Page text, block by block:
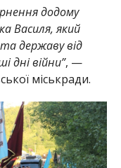
додому
Василя, який
державу від
дні війни”, —
міськради.